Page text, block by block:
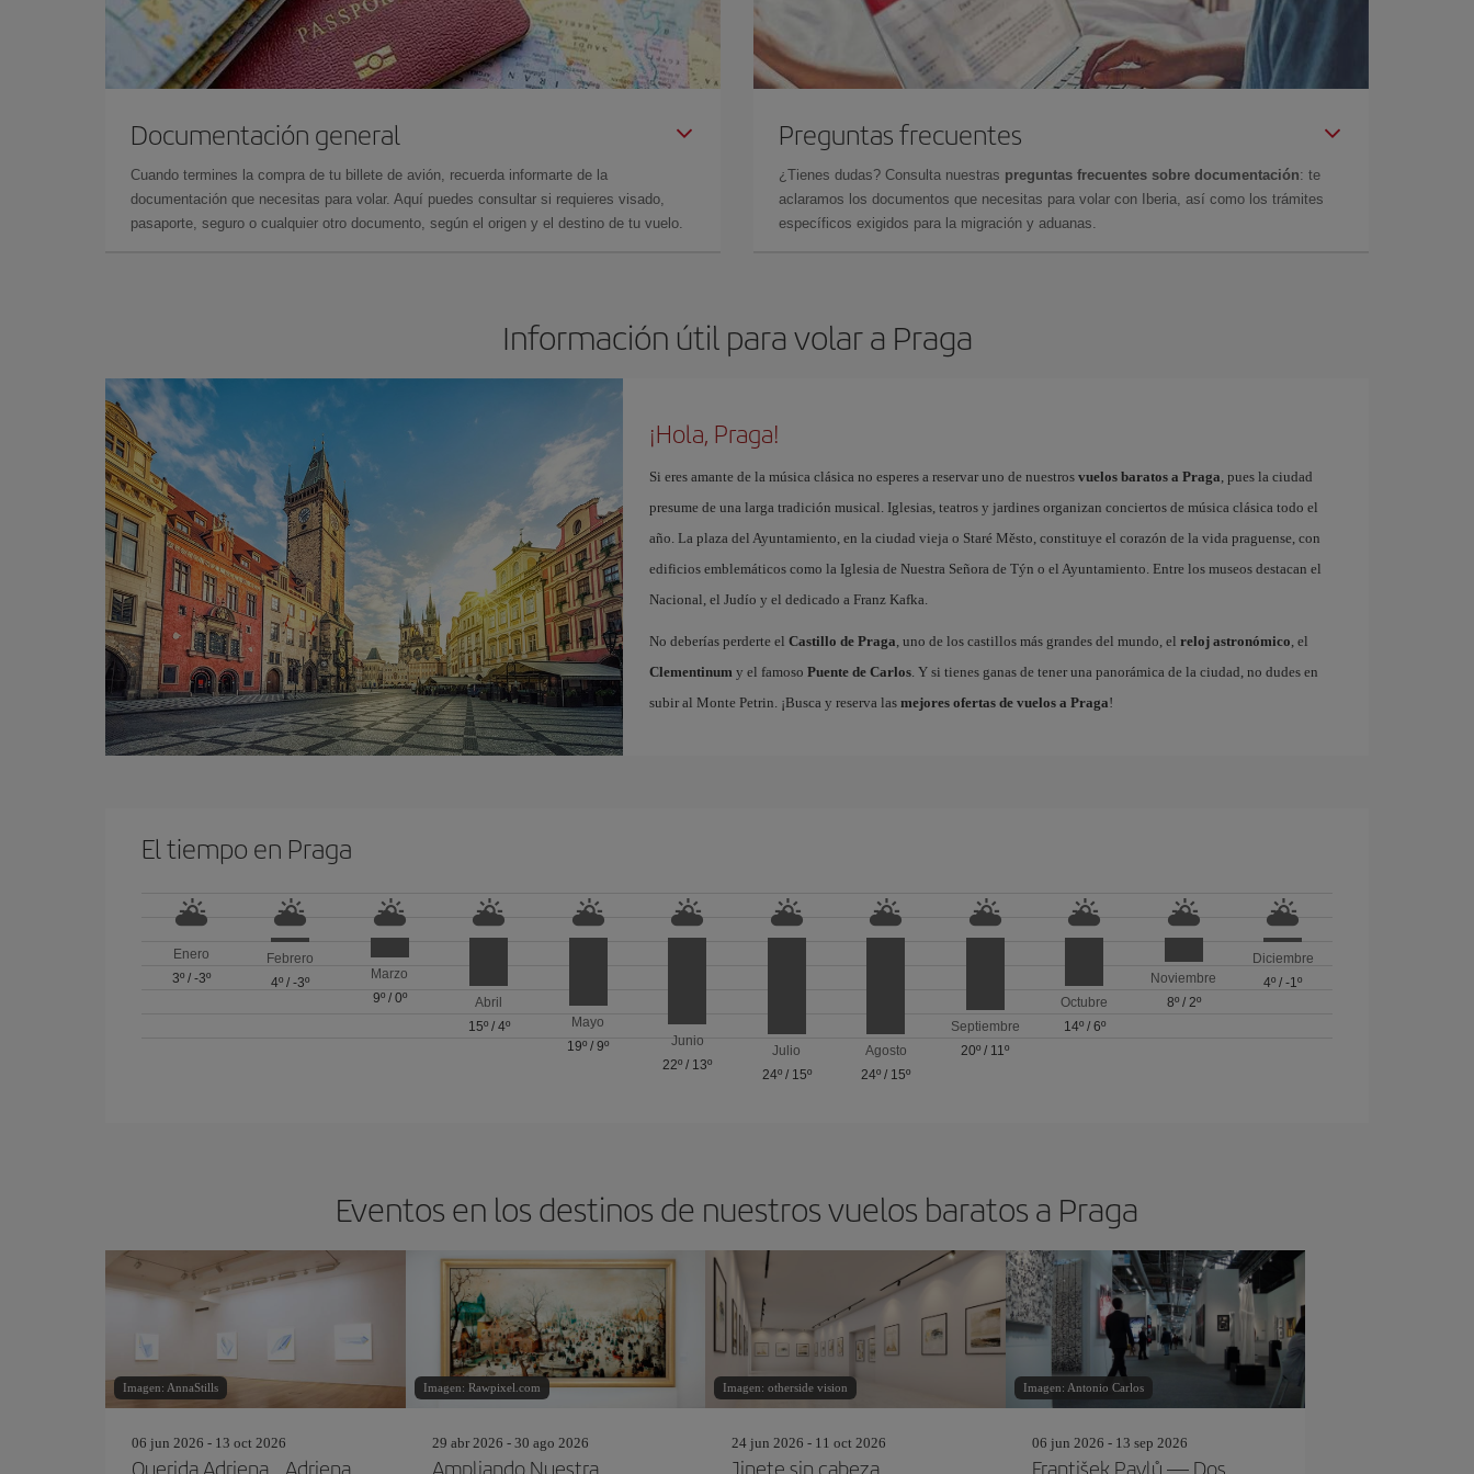
Documentación general
Cuando termines la compra de tu billete de avión, recuerda informarte de la
documentación que necesitas para volar. Aquí puedes consultar si requieres visado,
pasaporte, seguro o cualquier otro documento, según el origen y el destino de tu vuelo.
Preguntas frecuentes
¿Tienes dudas? Consulta nuestras preguntas frecuentes sobre documentación: te
aclaramos los documentos que necesitas para volar con Iberia, así como los trámites
específicos exigidos para la migración y aduanas.
Información útil para volar a Praga
¡Hola, Praga!
Si eres amante de la música clásica no esperes a reservar uno de nuestros vuelos baratos a Praga, pues la ciudad
presume de una larga tradición musical. Iglesias, teatros y jardines organizan conciertos de música clásica todo el
año. La plaza del Ayuntamiento, en la ciudad vieja o Staré Město, constituye el corazón de la vida praguense, con
edificios emblemáticos como la Iglesia de Nuestra Señora de Týn o el Ayuntamiento. Entre los museos destacan el
Nacional, el Judío y el dedicado a Franz Kafka.
No deberías perderte el Castillo de Praga, uno de los castillos más grandes del mundo, el reloj astronómico, el
Clementinumy el famoso Puente de Carlos. Y si tienes ganas de tener una panorámica de la ciudad, no dudes en
subir al Monte Petrin. ¡Busca y reserva las mejores ofertas de vuelos a Praga!
El tiempo en Praga
Enero
3º/ -3º
Febrero
4º /-3º
Marzo
9º/ 0º
Abril
15º/ 4º
Mayo
19º /9º
Junio
22º / 13º
Julio
24º/ 15º
Agosto
24º / 15º
Septiembre
20º / 11º
Octubre
14º/ 6º
Noviembre
8º/ 2º
Diciembre
4º /-1º
Eventos en los destinos de nuestros vuelos baratos a Praga
Imagen: AnnaStills
06 jun 2026 - 13 oct 2026
Querida Adriena… Adriena
Imagen: Rawpixel.com
29 abr 2026 - 30 ago 2026
Ampliando Nuestra
Imagen: otherside vision
24 jun 2026 - 11 oct 2026
Jinete sin cabeza
Imagen: Antonio Carlos
06 jun 2026 - 13 sep 2026
František Pavlů — Dos